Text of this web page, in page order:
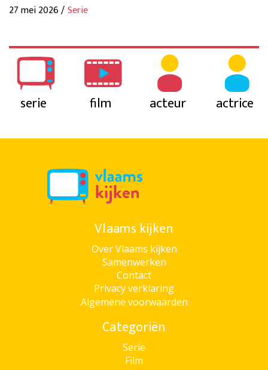
27 mei 2026 /Serie
serie film acteur actrice
Vlaams kijken
Over Vlaams kijken
Samenwerken
Contact
Privacy verklaring
Algemene voorwaarden
Categoriën
Serie
Film